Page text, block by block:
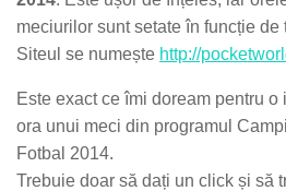
meciurilor sunt setate în funcție de
Siteul se numește http://
Este exact ce îmi doream pentru
ora unui meci din programul
Fotbal 2014.
Trebuie doar să dați un click și să